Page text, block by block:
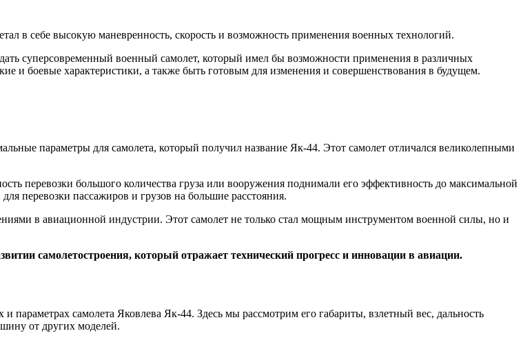
в себе высокую маневренность, скорость и возможность применения военных технологий.
суперсовременный военный самолет, который имел бы возможности применения в различных
и боевые характеристики, а также быть готовым для изменения и совершенствования в будущем.
параметры для самолета, который получил название Як-44. Этот самолет отличался великолепными
перевозки большого количества груза или вооружения поднимали его эффективность до максимальной
перевозки пассажиров и грузов на большие расстояния.
в авиационной индустрии. Этот самолет не только стал мощным инструментом военной силы, но и
самолетостроения, который отражает технический прогресс и инновации в авиации.
параметрах самолета Яковлева Як-44. Здесь мы рассмотрим его габариты, взлетный вес, дальность
от других моделей.